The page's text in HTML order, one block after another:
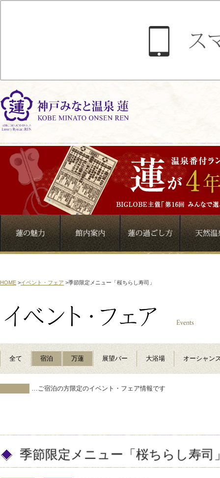
HOME >イベント・フェア >季節限定メニュー「桜ちらし寿司」
全て 宿泊 万蓮 展望バー 大浴場 オーシャン
…ご宿泊の方限定のイベント・フェア情報です
季節限定メニュー「桜ちらし寿司